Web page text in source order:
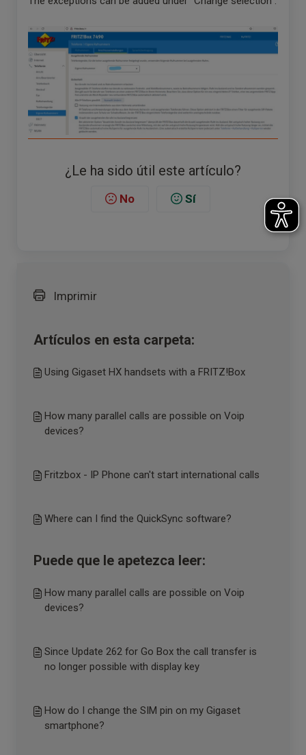
¿Le ha sido útil este artículo?
No Sí
Imprimir
Artículos en esta carpeta:
Using Gigaset HX handsets with a FRITZ!Box
How many parallel calls are possible on Voip
devices?
Fritzbox - IP Phone can't start international calls
Where can I find the QuickSync software?
Puede que le apetezca leer:
How many parallel calls are possible on Voip
devices?
Since Update 262 for Go Box the call transfer is
no longer possible with display key
How do I change the SIM pin on my Gigaset
smartphone?